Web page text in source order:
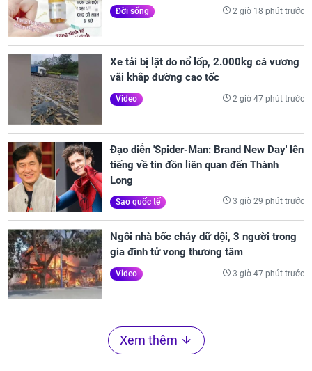
Đời sống 2 giờ 18 phút trước
Xe tải bị lật do nổ lốp, 2.000kg cá vương
vãi khắp đường cao tốc
Video 2 giờ 47 phút trước
Đạo diễn 'Spider-Man: Brand New Day' lên
tiếng về tin đồn liên quan đến Thành
Long
Sao quốc tế 3 giờ 29 phút trước
Ngôi nhà bốc cháy dữ dội, 3 người trong
gia đình tử vong thương tâm
Video 3 giờ 47 phút trước
Xem thêm